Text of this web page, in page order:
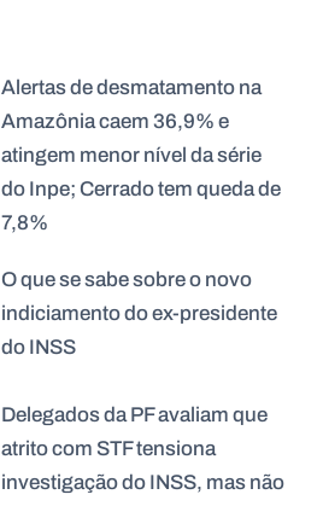
Alertas de desmatamento na
Amazônia caem 36,9% e
atingem menor nível da série
do Inpe; Cerrado tem queda de
7,8%
O que se sabe sobre o novo
indiciamento do ex-presidente
do INSS
Delegados da PF avaliam que
atrito com STF tensiona
investigação do INSS, mas não